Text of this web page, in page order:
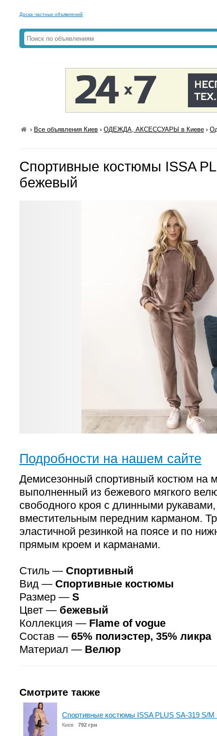
Доска частных объявлений
› Все объявления Киев ›ОДЕЖДА, АКСЕССУАРЫ в Киеве ›
Спортивные костюмы ISSA
бежевый
Подробности на нашем сайте
Демисезонный спортивный костюм на
выполненный из бежевого мягкого
свободного кроя с длинными
вместительным передним карманом.
эластичной резинкой на поясе и по
прямым кроем и карманами.
Стиль — Спортивный
Вид — Спортивные костюмы
Размер — S
Цвет — бежевый
Коллекция — Flame of vogue
Состав — 65% полиэстер, 35% ликра
Материал — Велюр
Смотрите также
Спортивные костюмы ISSA PLUS SA-319 S/
Киев 792 грн